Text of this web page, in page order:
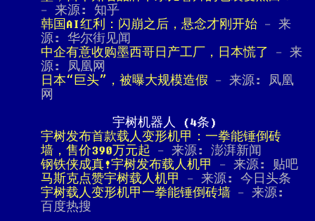
- 来源: 知乎
韩国AI红利：闪崩之后，悬念才刚开始 - 来
源: 华尔街见闻
中企有意收购墨西哥日产工厂，日本慌了
- 来
源: 凤凰网
日本“巨头”，被曝大规模造假 - 来源: 凤凰
网
宇树机器人 (4条)
宇树发布首款载人变形机甲：一拳能锤倒砖
墙，售价390万元起 - 来源: 澎湃新闻
钢铁侠成真!宇树发布载人机甲
- 来源: 贴吧
马斯克点赞宇树载人机甲
- 来源: 今日头条
宇树载人变形机甲一拳能锤倒砖墙 - 来源:
百度热搜